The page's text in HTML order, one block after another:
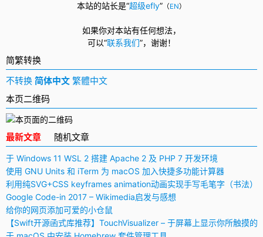
本站的站长是“超级efly” （EN）
如果你对本站有任何想法，
可以“联系我们”， 谢谢！
简繁转换
不转换 简体中文 繁體中文
本页二维码
最新文章 随机文章
于 Windows 11 WSL 2 搭建 Apache 2 及 PHP 7 开发环境
使用 GNU Units 和 iTerm 为 macOS 加入快捷多功能计算器
利用纯SVG+CSS keyframes animation动画实现手写毛笔字（书法）
Google Code-in 2017 – Wikimedia启发与感想
给你的网页添加可爱的小仓鼠
【Swift开源函式库推荐】TouchVisualizer – 于屏幕上显示你所触摸的